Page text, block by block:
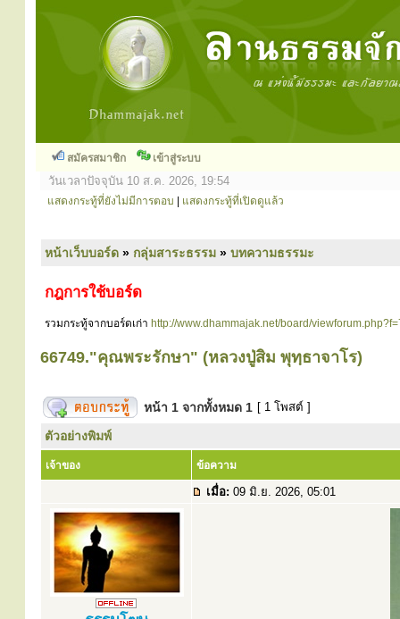
สมัครสมาชิก เข้าสู่ระบบ
วันเวลาปัจจุบัน 10 ส.ค. 2026, 19:54
แสดงกระทู้ที่ยังไม่มีการตอบ แสดงกระทู้ที่เปิดดูแล้ว
หน้าเว็บบอร์ด » กลุ่มสาระธรรม » บทความธรรมะ
กฎการใช้บอร์ด
รวมกระทู้จากบอร์ดเก่า http://www.dhammajak.net/board/
66749."คุณพระรักษา" (หลวงปู่สิม พุทฺธาจาโร)
หน้า 1 จากทั้งหมด 1 [ 1 โพสต์ ]
ตัวอย่างพิมพ์
เจ้าของ ข้อความ
เมื่อ: 09 มิ.ย. 2026, 05:01